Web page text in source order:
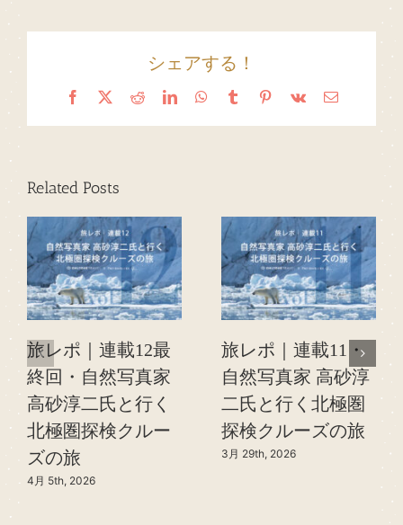
シェアする！
Facebook
X RedditLinkedInWhatsApp
TumblrPinterest
Vk Email
Related Posts
旅レポ｜連載12最
終回・自然写真家
高砂淳二氏と行く
北極圏探検クルー
ズの旅
4月 5th, 2026
旅レポ｜連載11・
自然写真家 高砂淳
二氏と行く北極圏
探検クルーズの旅
3月 29th, 2026